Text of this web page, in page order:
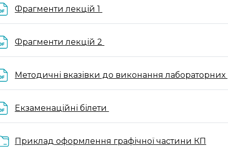
Фрагменти лекцій 1
Фрагменти лекцій 2
Методичні вказівки до виконання лабораторних
Екзаменаційні білети
Приклад оформлення графічної частини КП